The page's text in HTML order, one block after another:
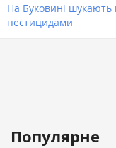
На Буковині
пестицидами
Популярне